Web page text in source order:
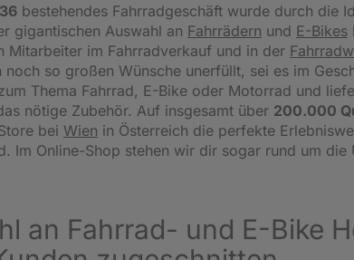
bestehendes Fahrradgeschäft wurde durch die
gigantischen Auswahl an Fahrrädern und E-Bikes
Mitarbeiter im Fahrradverkauf und in der
so großen Wünsche unerfüllt, sei es im
Thema Fahrrad, E-Bike oder Motorrad und
nötige Zubehör. Auf insgesamt über 200.000
bei Wien in Österreich die perfekte
Im Online-Shop stehen wir dir sogar rund um die
an Fahrrad- und E-Bike